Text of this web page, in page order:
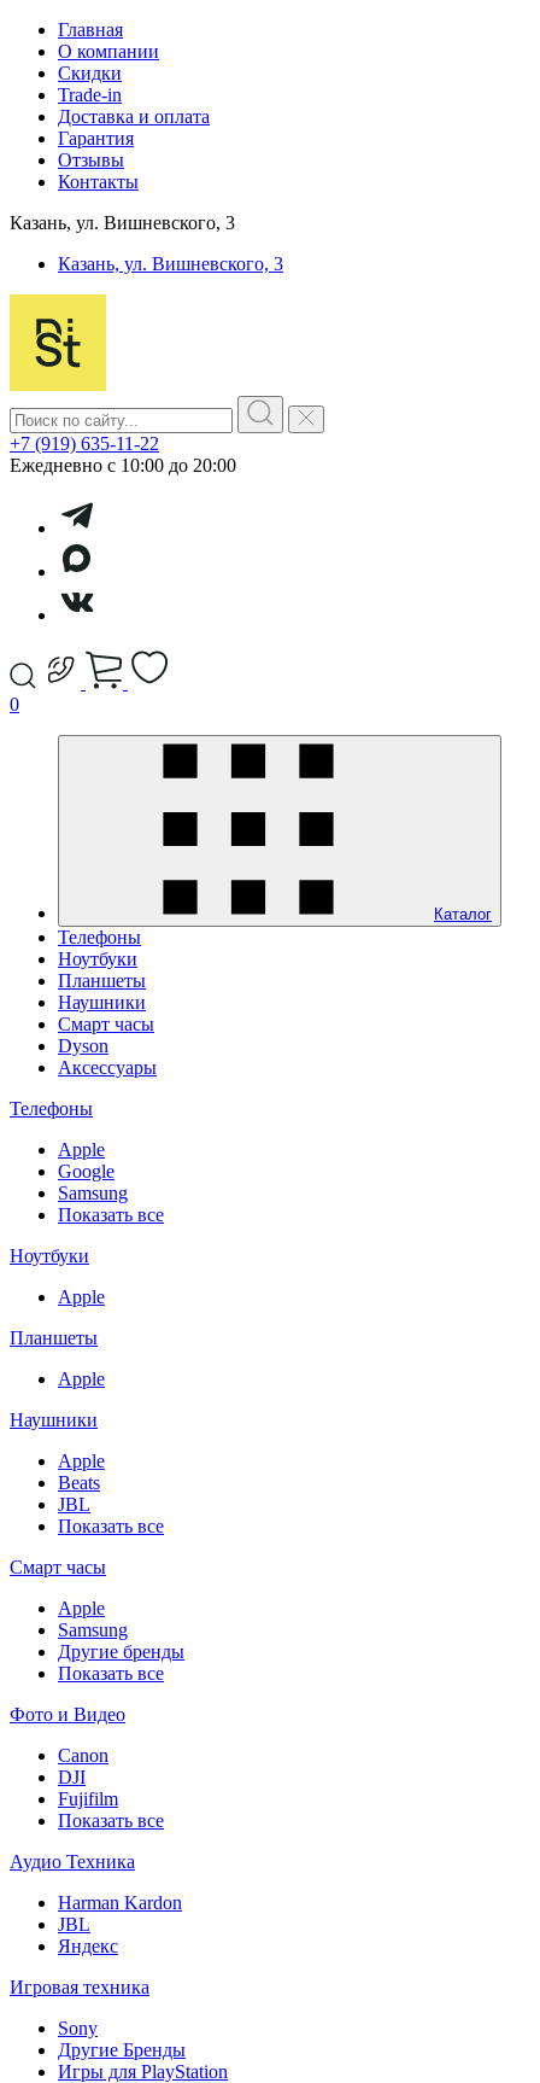
Главная
О компании
Скидки
Trade-in
Доставка и оплата
Гарантия
Отзывы
Контакты
Казань, ул. Вишневского, 3
Казань, ул. Вишневского, 3
+7 (919) 635-11-22
Ежедневно с 10:00 до 20:00
0
Каталог
Телефоны
Ноутбуки
Планшеты
Наушники
Смарт часы
Dyson
Аксессуары
Телефоны
Apple
Google
Samsung
Показать все
Ноутбуки
Apple
Планшеты
Apple
Наушники
Apple
Beats
JBL
Показать все
Смарт часы
Apple
Samsung
Другие бренды
Показать все
Фото и Видео
Canon
DJI
Fujifilm
Показать все
Аудио Техника
Harman Kardon
JBL
Яндекс
Игровая техника
Sony
Другие Бренды
Игры для PlayStation